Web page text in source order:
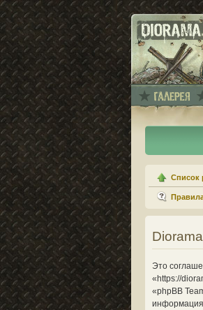
Список
Это
«https://
«phpBB